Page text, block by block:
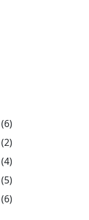
(6)
(2)
(4)
(5)
(6)